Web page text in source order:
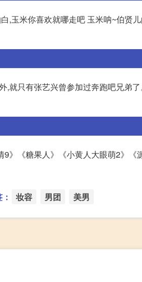
,玉米你喜欢就哪走吧 玉米呐~伯贤
,就只有张艺兴曾参加过奔跑吧兄弟
》《糖果人》《小黄人大眼萌2》《
妆容 男团 美男